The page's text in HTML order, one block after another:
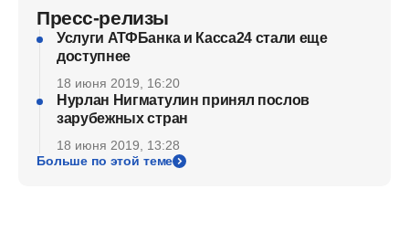
Пресс-релизы
Услуги АТФБанка и Касса24 стали еще
доступнее
18 июня 2019, 16:20
Нурлан Нигматулин принял послов
зарубежных стран
18 июня 2019, 13:28
Больше по этой теме